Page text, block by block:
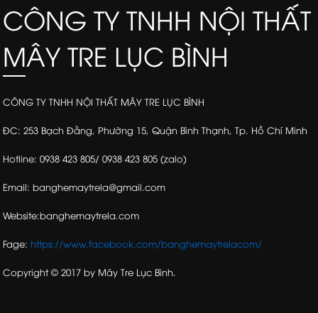
CÔNG TY TNHH NỘI THẤT
MÂY TRE LỤC BÌNH
CÔNG TY TNHH NỘI THẤT MÂY TRE LỤC BÌNH
ĐC: 253 Bạch Đằng, Phường 15, Quận Bình Thạnh, Tp. Hồ Chí Minh
Hotline: 0938 423 805/ 0938 423 805 (zalo)
Email: banghemaytrela@gmail.com
Website:banghemaytrela.com
Fage:https://www.facebook.com/banghemaytrelacom/
Copyright © 2017 by Mây Tre Lục Bình.